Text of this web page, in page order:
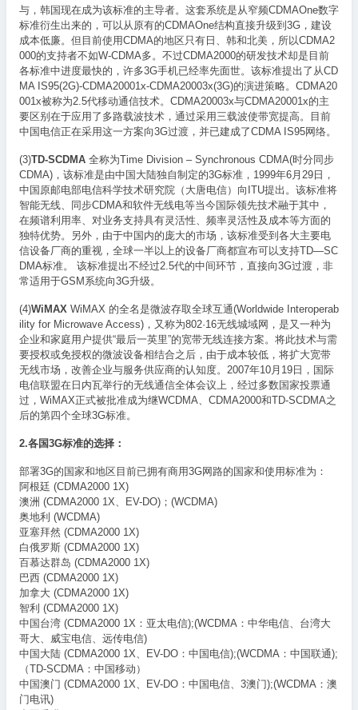
与，韩国现在成为该标准的主导者。这套系统是从窄频CDMAOne数字
标准衍生出来的，可以从原有的CDMAOne结构直接升级到3G，建设
成本低廉。但目前使用CDMA的地区只有日、韩和北美，所以CDMA2
000的支持者不如W-CDMA多。不过CDMA2000的研发技术却是目前
各标准中进度最快的，许多3G手机已经率先面世。该标准提出了从CD
MA IS95(2G)-CDMA20001x-CDMA20003x(3G)的演进策略。CDMA20
001x被称为2.5代移动通信技术。CDMA20003x与CDMA20001x的主
要区别在于应用了多路载波技术，通过采用三载波使带宽提高。目前
中国电信正在采用这一方案向3G过渡，并已建成了CDMA IS95网络。
(3)TD-SCDMA 全称为Time Division – Synchronous CDMA(时分同步
CDMA)，该标准是由中国大陆独自制定的3G标准，1999年6月29日，
中国原邮电部电信科学技术研究院（大唐电信）向ITU提出。该标准将
智能无线、同步CDMA和软件无线电等当今国际领先技术融于其中，
在频谱利用率、对业务支持具有灵活性、频率灵活性及成本等方面的
独特优势。另外，由于中国内的庞大的市场，该标准受到各大主要电
信设备厂商的重视，全球一半以上的设备厂商都宣布可以支持TD—SC
DMA标准。 该标准提出不经过2.5代的中间环节，直接向3G过渡，非
常适用于GSM系统向3G升级。
(4)WiMAX WiMAX 的全名是微波存取全球互通(Worldwide Interoperab
ility for Microwave Access)，又称为802·16无线城域网，是又一种为
企业和家庭用户提供“最后一英里”的宽带无线连接方案。将此技术与需
要授权或免授权的微波设备相结合之后，由于成本较低，将扩大宽带
无线市场，改善企业与服务供应商的认知度。2007年10月19日，国际
电信联盟在日内瓦举行的无线通信全体会议上，经过多数国家投票通
过，WiMAX正式被批准成为继WCDMA、CDMA2000和TD-SCDMA之
后的第四个全球3G标准。
2.各国3G标准的选择：
部署3G的国家和地区目前已拥有商用3G网路的国家和使用标准为：
阿根廷 (CDMA2000 1X)
澳洲 (CDMA2000 1X、EV-DO)；(WCDMA)
奥地利 (WCDMA)
亚塞拜然 (CDMA2000 1X)
白俄罗斯 (CDMA2000 1X)
百慕达群岛 (CDMA2000 1X)
巴西 (CDMA2000 1X)
加拿大 (CDMA2000 1X)
智利 (CDMA2000 1X)
中国台湾 (CDMA2000 1X：亚太电信);(WCDMA：中华电信、台湾大
哥大、威宝电信、远传电信)
中国大陆 (CDMA2000 1X、EV-DO：中国电信);(WCDMA：中国联通);
（TD-SCDMA：中国移动）
中国澳门 (CDMA2000 1X、EV-DO：中国电信、3澳门);(WCDMA：澳
门电讯)